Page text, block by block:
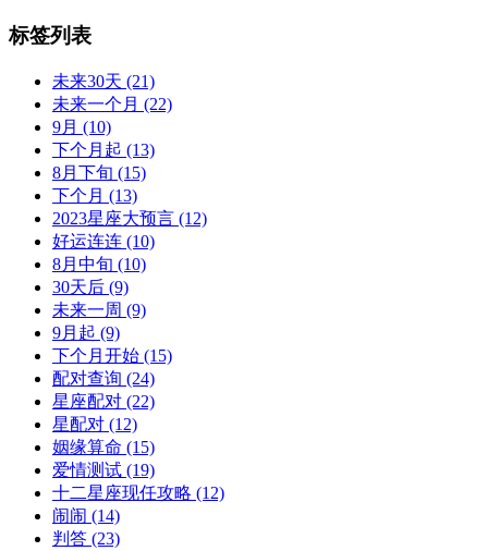
标签列表
未来30天 (21)
未来一个月 (22)
9月 (10)
下个月起 (13)
8月下旬 (15)
下个月 (13)
2023星座大预言 (12)
好运连连 (10)
8月中旬 (10)
30天后 (9)
未来一周 (9)
9月起 (9)
下个月开始 (15)
配对查询 (24)
星座配对 (22)
星配对 (12)
姻缘算命 (15)
爱情测试 (19)
十二星座现任攻略 (12)
闹闹 (14)
判答 (23)